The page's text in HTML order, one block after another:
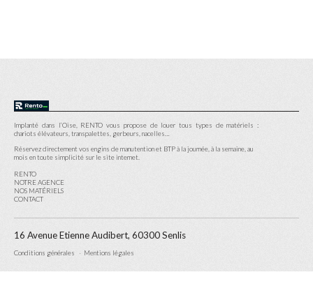
Implanté dans l’Oise, RENTO vous propose de louer tous types de matériels :
chariots élévateurs, transpalettes, gerbeurs, nacelles…
Réservez directement vos engins de manutention et BTP à la journée, à la semaine, au
mois en toute simplicité sur le site internet.
RENTO
NOTRE AGENCE
NOS MATÉRIELS
CONTACT
16 Avenue Etienne Audibert, 60300 Senlis
Conditions générales Mentions légales